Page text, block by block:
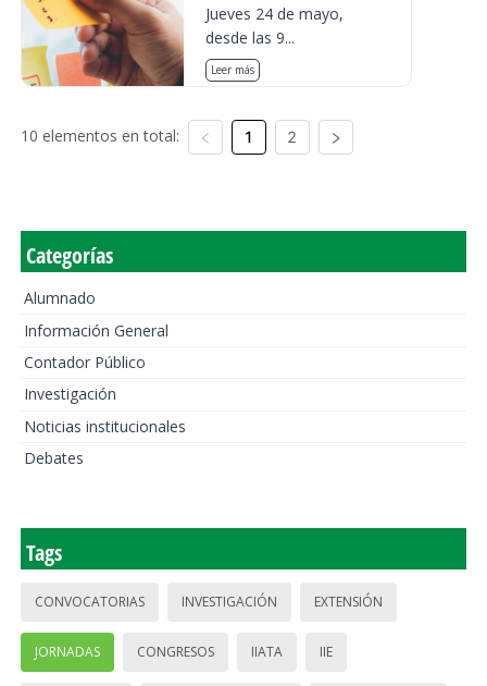
Jueves 24 de mayo,
desde las 9...
Leer más
10 elementos en total: 1 2
Categorías
Alumnado
Información General
Contador Público
Investigación
Noticias institucionales
Debates
Tags
CONVOCATORIAS INVESTIGACIÓN EXTENSIÓN
JORNADAS CONGRESOS IIATA IIE